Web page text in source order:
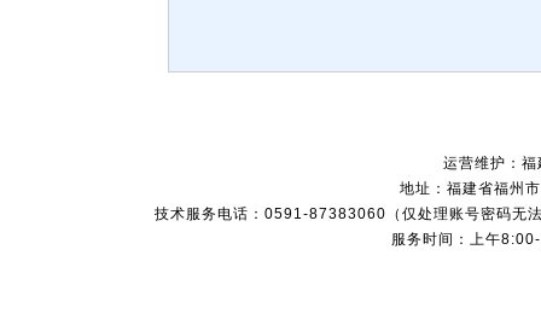
运营维护：
地址：福建省福州
技术服务电话：0591-87383060（仅处理账号密码无
服务时间：上午